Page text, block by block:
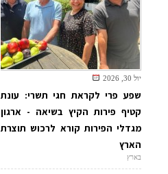
יול 30, 2026
שפע פרי לקראת חגי תשרי: עונת
קטיף פירות הקיץ בשיאה - ארגון
מגדלי הפירות קורא לרכוש תוצרת
הארץ
בארץ